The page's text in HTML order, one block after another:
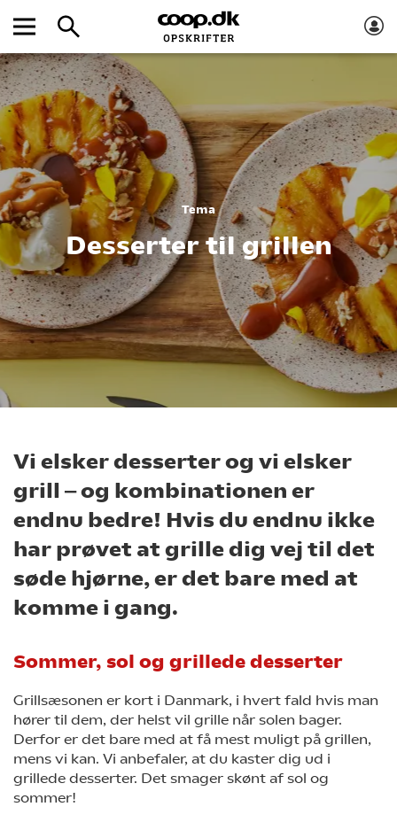
Tema
Desserter til grillen
Vi elsker desserter og vi elsker
grill ‒ og kombinationen er
endnu bedre! Hvis du endnu ikke
har prøvet at grille dig vej til det
søde hjørne, er det bare med at
komme i gang.
Sommer, sol og grillede desserter
Grillsæsonen er kort i Danmark, i hvert fald hvis man
hører til dem, der helst vil grille når solen bager.
Derfor er det bare med at få mest muligt på grillen,
mens vi kan. Vi anbefaler, at du kaster dig ud i
grillede desserter. Det smager skønt af sol og
sommer!